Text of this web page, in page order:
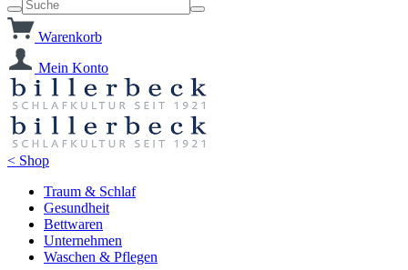
Warenkorb
Mein Konto
< Shop
Traum & Schlaf
Gesundheit
Bettwaren
Unternehmen
Waschen & Pflegen